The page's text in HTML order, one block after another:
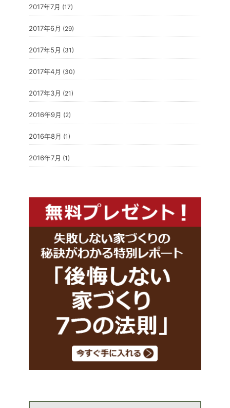
2017年7月 (17)
2017年6月 (29)
2017年5月 (31)
2017年4月 (30)
2017年3月 (21)
2016年9月 (2)
2016年8月 (1)
2016年7月 (1)